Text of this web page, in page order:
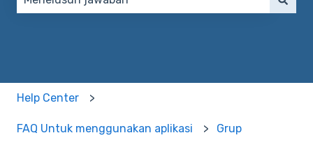
Help Center
FAQ Untuk menggunakan aplikasi Grup